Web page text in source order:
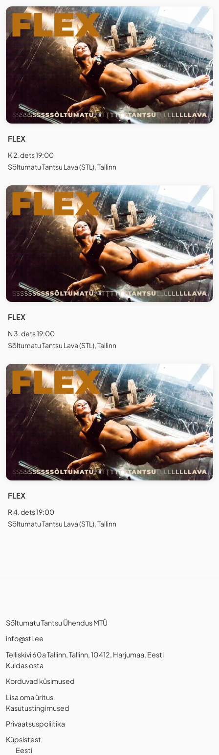
FLEX
K 2. dets 19:00
Sõltumatu Tantsu Lava (STL), Tallinn
FLEX
N 3. dets 19:00
Sõltumatu Tantsu Lava (STL), Tallinn
FLEX
R 4. dets 19:00
Sõltumatu Tantsu Lava (STL), Tallinn
Sõltumatu Tantsu Ühendus MTÜ
info@stl.ee
Telliskivi 60a Tallinn, Tallinn, 10412, Harjumaa, Eesti
Kuidas osta
Korduvad küsimused
Lisa oma üritus
Kasutustingimused
Privaatsuspoliitika
Küpsistest
Eesti